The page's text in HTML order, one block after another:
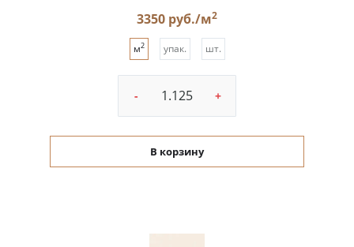
3350 руб./м2
м2 упак. шт.
- +
В корзину